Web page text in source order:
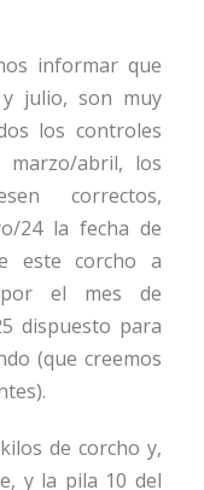
informar que
julio, son muy
los controles
marzo/abril, los
correctos,
24 la fecha de
este corcho a
por el mes de
dispuesto para
(que creemos
de corcho y,
y la pila 10 del